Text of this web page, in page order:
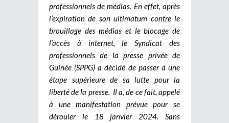
professionnels de médias. En effet, après
l’expiration de son ultimatum contre le
brouillage des médias et le blocage de
l’accès à internet, le Syndicat des
professionnels de la presse privée de
Guinée (SPPG) a décidé de passer à une
étape supérieure de sa lutte pour la
liberté de la presse. Il a, de ce fait, appelé
à une manifestation prévue pour se
dérouler le 18 janvier 2024. Sans